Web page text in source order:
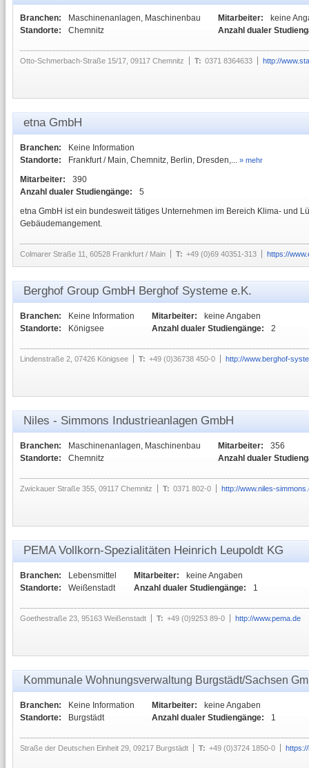
Branchen:
Maschinenanlagen, Maschinenbau
Standorte:
Chemnitz
Mitarbeiter:
keine
Anzahl dualer
Otto-Schmerbach-Straße 15/17, 09117 Chemnitz T: 0371 8364633 http://
etna GmbH
Branchen:
Keine Information
Standorte:
Frankfurt / Main, Chemnitz, Berlin, Dresden,... » mehr
Mitarbeiter:
390
Anzahl dualer Studiengänge:
5
etna GmbH ist ein bundesweit tätiges Unternehmen im Bereich Klima- und
Gebäudemangement.
Colmarer Straße 11, 60528 Frankfurt / Main T: +49 (0)69 40351-313 https://
Berghof Group GmbH Berghof Systeme e.K.
Branchen:
Keine Information
Standorte:
Königsee
Mitarbeiter:
keine Angaben
Anzahl dualer Studiengänge:
2
Lindenstraße 2, 07426 Königsee T: +49 (0)36738 450-0 http://www.berghof-
Niles - Simmons Industrieanlagen GmbH
Branchen:
Maschinenanlagen, Maschinenbau
Standorte:
Chemnitz
Mitarbeiter:
356
Anzahl dualer
Zwickauer Straße 355, 09117 Chemnitz T: 0371 802-0 http://www.niles-
PEMA Vollkorn-Spezialitäten Heinrich Leupoldt KG
Branchen:
Lebensmittel
Standorte:
Weißenstadt
Mitarbeiter:
keine Angaben
Anzahl dualer Studiengänge:
1
Goethestraße 23, 95163 Weißenstadt T: +49 (0)9253 89-0 http://www.pema.de
Kommunale Wohnungsverwaltung Burgstädt/Sachsen
Branchen:
Keine Information
Standorte:
Burgstädt
Mitarbeiter:
keine Angaben
Anzahl dualer Studiengänge:
1
Straße der Deutschen Einheit 29, 09217 Burgstädt T: +49 (0)3724 1850-0